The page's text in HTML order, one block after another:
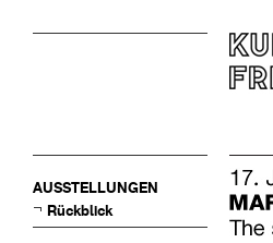
AUSSTELLUNGEN
Rückblick